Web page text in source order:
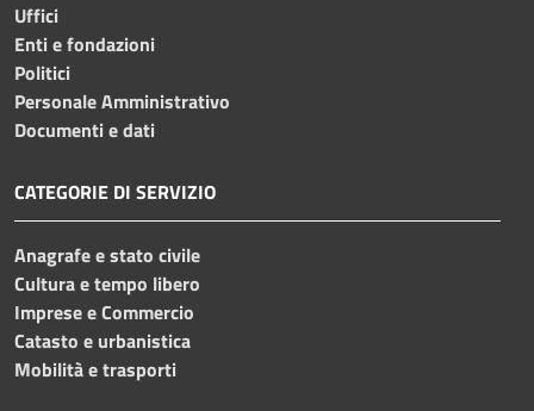
Uffici
Enti e fondazioni
Politici
Personale Amministrativo
Documenti e dati
CATEGORIE DI SERVIZIO
Anagrafe e stato civile
Cultura e tempo libero
Imprese e Commercio
Catasto e urbanistica
Mobilità e trasporti